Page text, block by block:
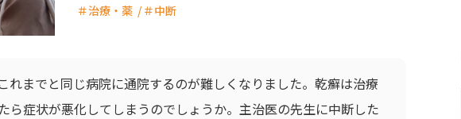
＃治療・薬 ＃中断
れまでと同じ病院に通院するのが難しくなりました。乾癬は治療
ら症状が悪化してしまうのでしょうか。主治医の先生に中断した